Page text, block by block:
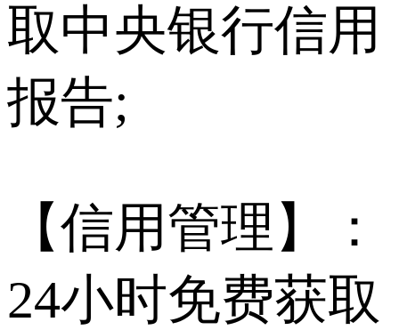
取中央银行信用
报告;
【信用管理】：
24小时免费获取